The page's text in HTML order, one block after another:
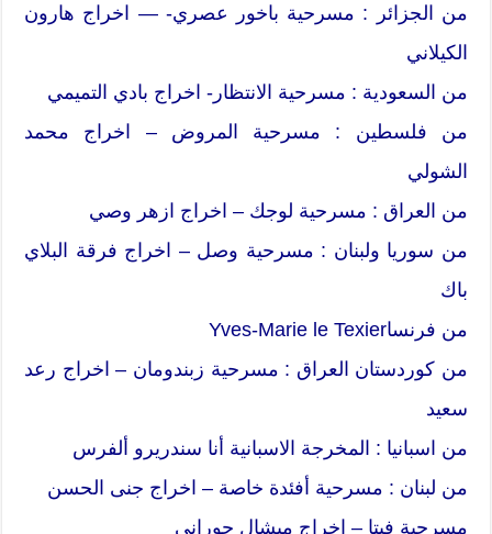
من الجزائر : مسرحية باخور عصري- — اخراج هارون
الكيلاني
من السعودية : مسرحية الانتظار- اخراج بادي التميمي
من فلسطين : مسرحية المروض – اخراج محمد
الشولي
من العراق : مسرحية لوجك – اخراج ازهر وصي
من سوريا ولبنان : مسرحية وصل – اخراج فرقة البلاي
باك
من فرنساYves-Marie le Texier
من كوردستان العراق : مسرحية زبندومان – اخراج رعد
سعيد
من اسبانيا : المخرجة الاسبانية أنا سندريرو ألفرس
من لبنان : مسرحية أفئدة خاصة – اخراج جنى الحسن
مسرحية فيتا – اخراج ميشال حوراني